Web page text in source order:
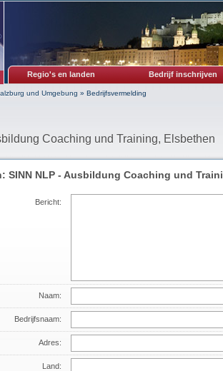
Regio's en landen Bedrijf inschrijven
und Umgebung » Bedrijfsvermelding
Coaching und Training, Elsbethen
SINN NLP - Ausbildung Coaching und
Bericht:
Naam:
Bedrijfsnaam:
Adres:
Land: